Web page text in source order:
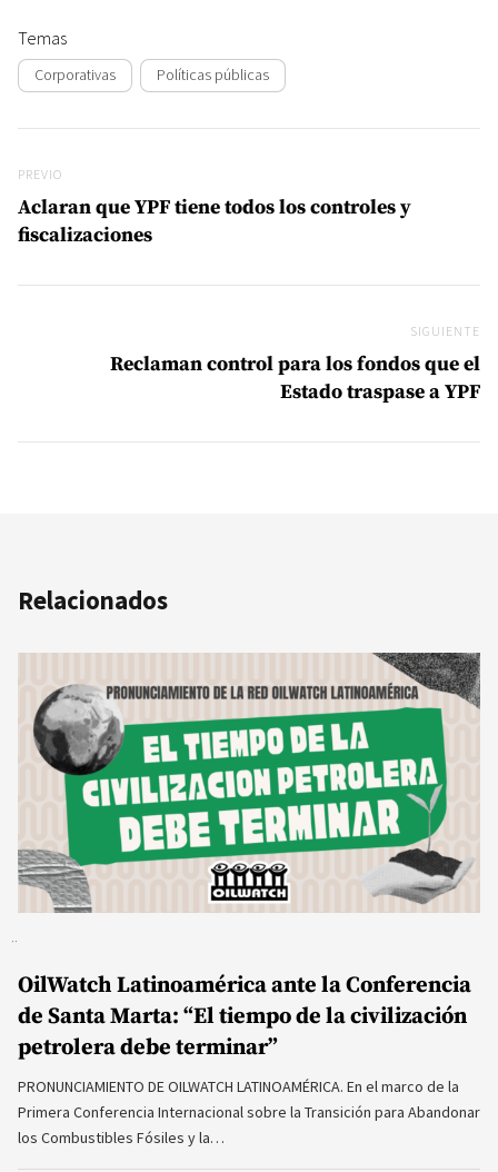
Temas
Corporativas Políticas públicas
Previo
PREVIO
Aclaran que YPF tiene todos los controles y
fiscalizaciones
SIGUIENTE
Reclaman control para los fondos que el
Estado traspase a YPF
Relacionados
OilWatch Latinoamérica ante la Conferencia
de Santa Marta: “El tiempo de la civilización
petrolera debe terminar”
PRONUNCIAMIENTO DE OILWATCH LATINOAMÉRICA. En el marco de la
Primera Conferencia Internacional sobre la Transición para Abandonar
los Combustibles Fósiles y la…